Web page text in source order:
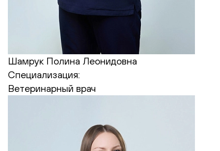
Шамрук Полина Леонидовна
Специализация:
Ветеринарный врач